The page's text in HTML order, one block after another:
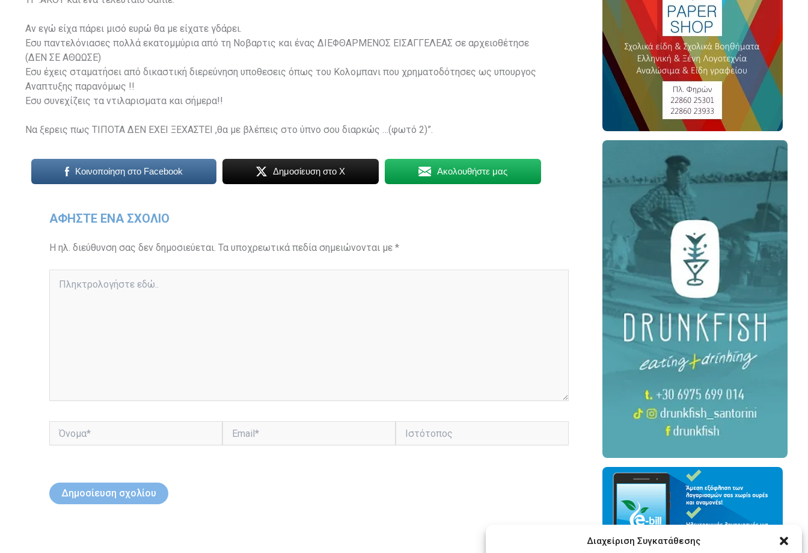
Διαχείριση Συγκατάθεσης
Αν εγώ είχα πάρει μισό ευρώ θα με είχατε γδάρει.
Εσυ παντελόνιασες πολλά εκατομμύρια από τη Νοβαρτις και ένας ΔΙΕΦΘΑΡΜΕΝΟΣ ΕΙΣΑΓΓΕΛΕΑΣ σε αρχειοθέτησε
(ΔΕΝ ΣΕ ΑΘΩΩΣΕ)
Εσυ έχεις σταματήσει από δικαστική διερεύνηση υποθεσεις όπως του Κολομπανι που χρηματοδότησες ως υπουργος
Αναπτυξης παρανόμως !!
Εσυ συνεχίζεις τα ντιλαρισματα και σήμερα!!
Να ξερεις πως ΤΙΠΟΤΑ ΔΕΝ ΕΧΕΙ ΞΕΧΑΣΤΕΙ ,θα με βλέπεις στο ύπνο σου διαρκώς …(φωτό 2)”.
Κοινοποίηση στο Facebook Δημοσίευση στο X Ακολουθήστε μας
ΑΦΉΣΤΕ ΈΝΑ ΣΧΌΛΙΟ
Η ηλ. διεύθυνση σας δεν δημοσιεύεται. Τα υποχρεωτικά πεδία σημειώνονται με *
εδώ..
Όνομα* Ιστότοπος